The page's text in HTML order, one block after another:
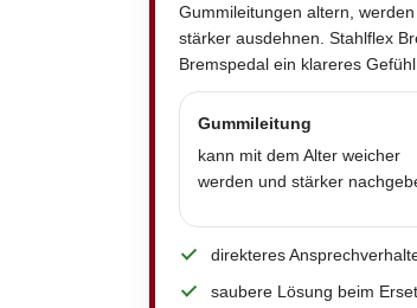
Gummileitungen altern,
stärker ausdehnen. Stahlflex
Bremspedal ein klareres Gefühl.
Gummileitung
kann mit dem Alter weicher
werden und stärker
direkteres
saubere Lösung beim